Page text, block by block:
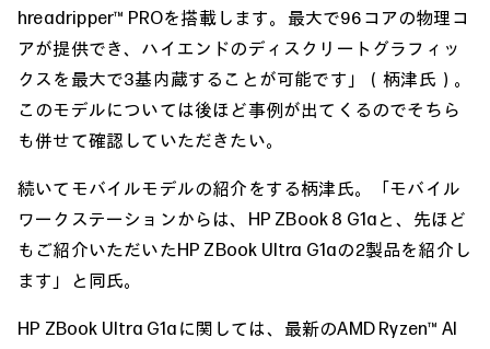
hreadripper™ PROを搭載します。最大で96コアの物理コ
アが提供でき、ハイエンドのディスクリートグラフィッ
クスを最大で3基内蔵することが可能です」（柄津氏）。
このモデルについては後ほど事例が出てくるのでそちら
も併せて確認していただきたい。
続いてモバイルモデルの紹介をする柄津氏。「モバイル
ワークステーションからは、HP ZBook 8 G1aと、先ほど
もご紹介いただいたHP ZBook Ultra G1aの2製品を紹介し
ます」と同氏。
HP ZBook Ultra G1aに関しては、最新のAMD Ryzen™ AI